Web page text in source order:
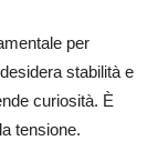
per
stabilità e
curiosità. È
tensione.